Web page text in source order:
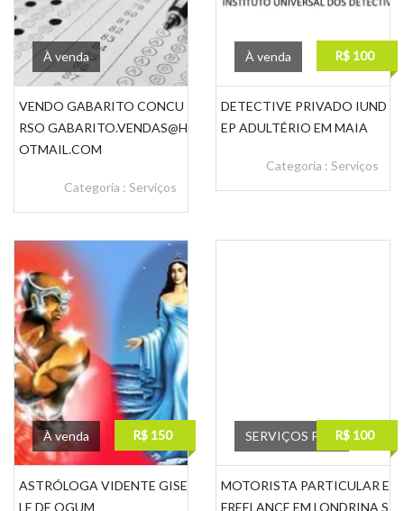
À venda
VENDO GABARITO CONCU
RSO GABARITO.VENDAS@H
OTMAIL.COM
Categoria : Serviços
À venda R$ 100
DETECTIVE PRIVADO IUND
EP ADULTÉRIO EM MAIA
Categoria : Serviços
À venda R$ 150
ASTRÓLOGA VIDENTE GISE
LE DE OGUM
SERVIÇOS PROR$ 100
MOTORISTA PARTICULAR E
FREELANCE EM LONDRINA S